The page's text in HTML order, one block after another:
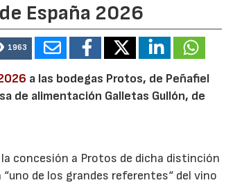
España 2026
1963
a las bodegas Protos, de Peñafiel
de alimentación Galletas Gullón, de
la concesión a Protos de dicha distinción
de los grandes referentes“ del vino